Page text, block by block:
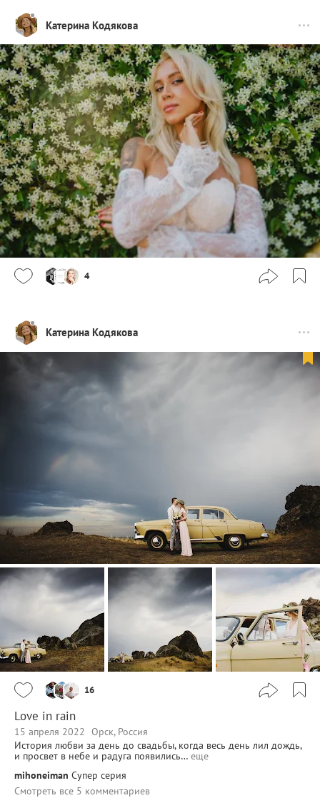
Катерина Кодякова
4
Катерина Кодякова
16
Love in rain
15 апреля 2022 Орск, Россия
История любви за день до свадьбы, когда весь день лил дождь,
и просвет в небе и радуга появились… еще
mihoneiman Супер серия
Смотреть все 5 комментариев